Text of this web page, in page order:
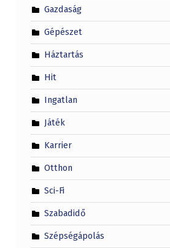
Gazdaság
Gépészet
Háztartás
Hit
Ingatlan
Játék
Karrier
Otthon
Sci-Fi
Szabadidő
Szépségápolás